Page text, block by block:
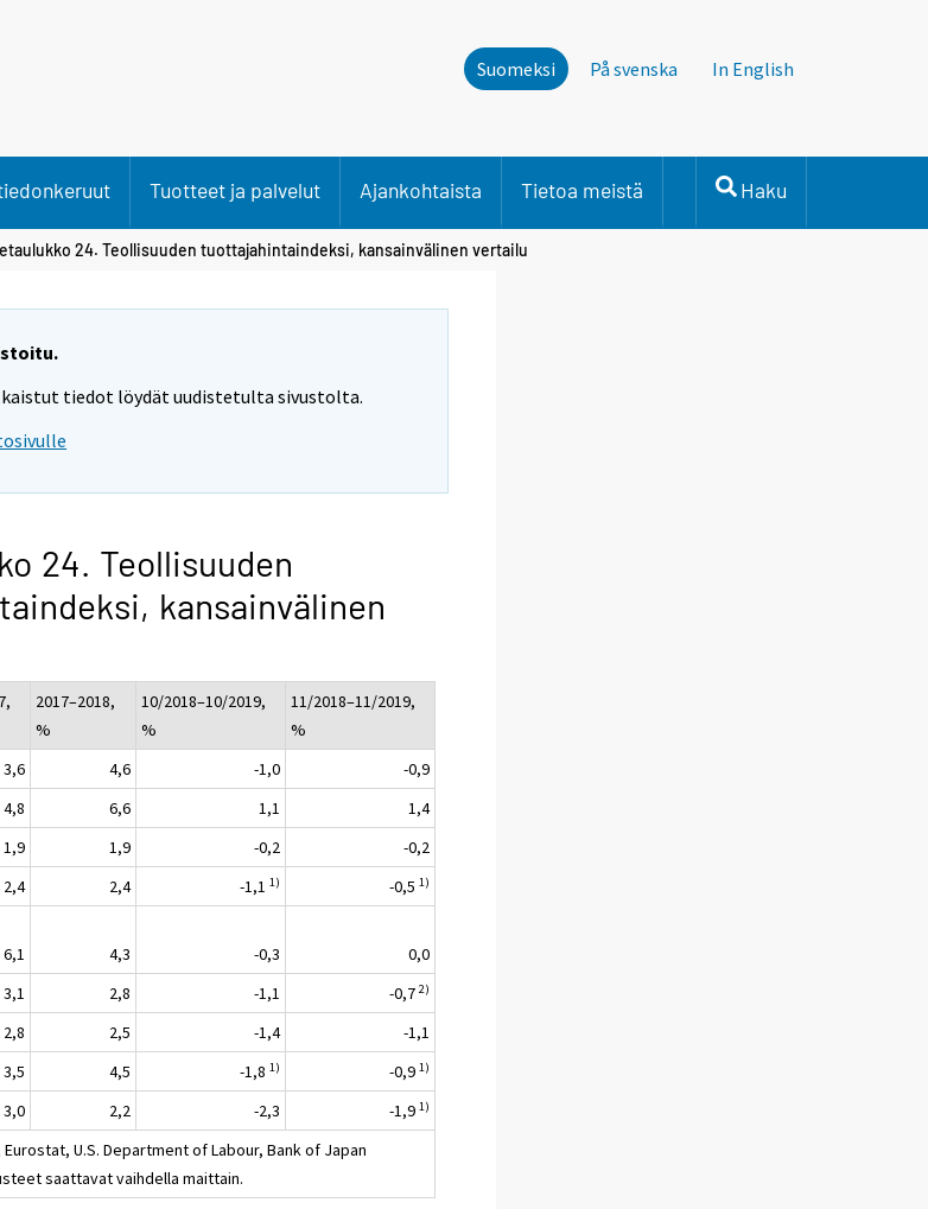
Suomeksi På svenska In English
Tuotteet ja palvelut Ajankohtaista Tietoa meistä Haku
24. Teollisuuden tuottajahintaindeksi, kansainvälinen vertailu
tiedot löydät uudistetulta sivustolta.
24. Teollisuuden
kansainvälinen
2017–2018,
%
10/2018–10/2019,
%
11/2018–11/2019,
%
3,6 4,6 -1,0
-0,9
4,8 6,6 1,1
1,4
1,9 1,9 -0,2
-0,2
2,4 2,4 -1,11) -0,51)
6,1 4,3 -0,3
0,0
3,1 2,8 -1,1 -0,72)
2,8 2,5 -1,4
-1,1
3,5 4,5 -1,81) -0,91)
3,0 2,2 -2,3 -1,91)
U.S. Department of Labour, Bank of Japan
saattavat vaihdella maittain.